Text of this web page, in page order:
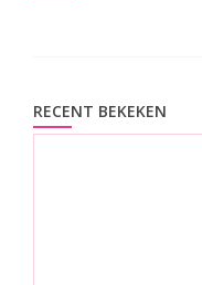
RECENT BEKEKEN